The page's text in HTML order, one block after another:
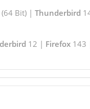
Bit) | Thunderbird
12 | Firefox143